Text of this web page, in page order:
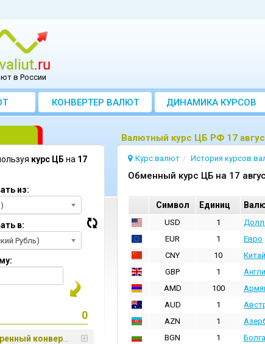
в России
КОНВЕРТЕР ВАЛЮТ ДИНАМИКА КУРСОВ
Bалютный курс ЦБ РФ 17
Курс валют История курсов
Oбменный курс ЦБ на 17
Cимвол Единиц
USD 1
EUR
1 Евро
CNY
10
GBP
1
AMD
100
AUD
1
AZN
1
BGN
1
курс ЦБ на 17
из:
в:
Рубль)
конвертер